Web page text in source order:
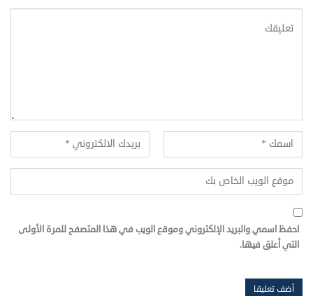
احفظ اسمي والبريد الإلكتروني وموقع الويب في هذا المتصفح للمرة الأولى
التي أعلق فيها.